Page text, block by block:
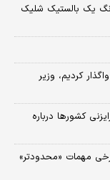
یک بالستیک شلیک
کردیم، وزیر
کشورها درباره
مهمات «محدودتر»